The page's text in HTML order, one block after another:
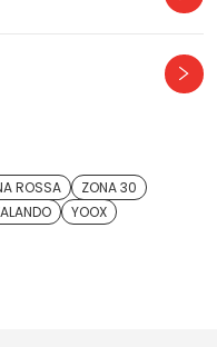
ROSSA
ZONA 30
YOOX